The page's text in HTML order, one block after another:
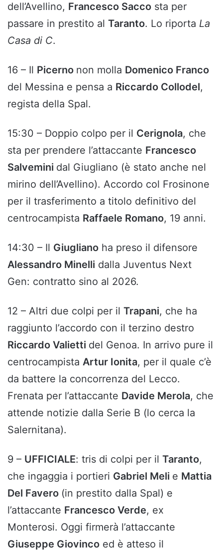
dell’Avellino, Francesco Sacco sta per
passare in prestito al Taranto. Lo riporta La
Casa di C.
16 – Il Picerno non molla Domenico Franco
del Messina e pensa a Riccardo Collodel,
regista della Spal.
15:30 – Doppio colpo per il Cerignola, che
sta per prendere l’attaccante Francesco
Salvemini dal Giugliano (è stato anche nel
mirino dell’Avellino). Accordo col Frosinone
per il trasferimento a titolo definitivo del
centrocampista Raffaele Romano, 19 anni.
14:30 – Il Giugliano ha preso il difensore
Alessandro Minelli dalla Juventus Next
Gen: contratto sino al 2026.
12 – Altri due colpi per il Trapani, che ha
raggiunto l’accordo con il terzino destro
Riccardo Valietti del Genoa. In arrivo pure il
centrocampista Artur Ionita, per il quale c’è
da battere la concorrenza del Lecco.
Frenata per l’attaccante Davide Merola, che
attende notizie dalla Serie B (lo cerca la
Salernitana).
9 – UFFICIALE: tris di colpi per il Taranto,
che ingaggia i portieri Gabriel Meli e Mattia
Del Favero (in prestito dalla Spal) e
l’attaccante Francesco Verde, ex
Monterosi. Oggi firmerà l’attaccante
Giuseppe Giovinco ed è atteso il